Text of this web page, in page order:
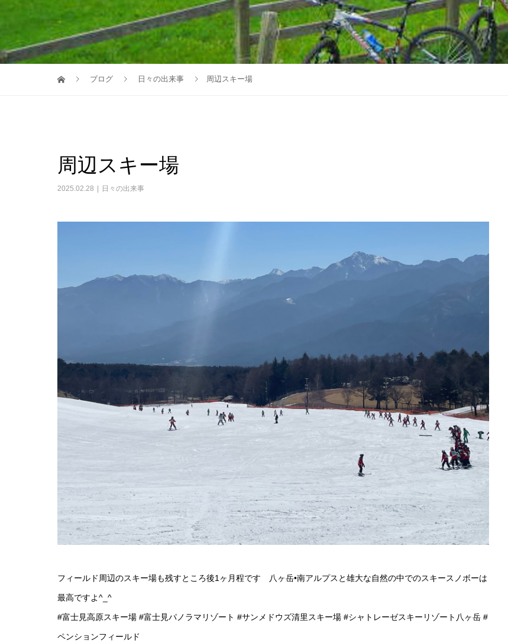
ブログ 日々の出来事 周辺スキー場
周辺スキー場
2025.02.28 日々の出来事
フィールド周辺のスキー場も残すところ後1ヶ月程です 八ヶ岳•南アルプスと雄大な自然の中でのスキースノボーは
最高ですよ^_^
#富士見高原スキー場 #富士見パノラマリゾート #サンメドウズ清里スキー場 #シャトレーゼスキーリゾート八ヶ岳 #
ペンションフィールド